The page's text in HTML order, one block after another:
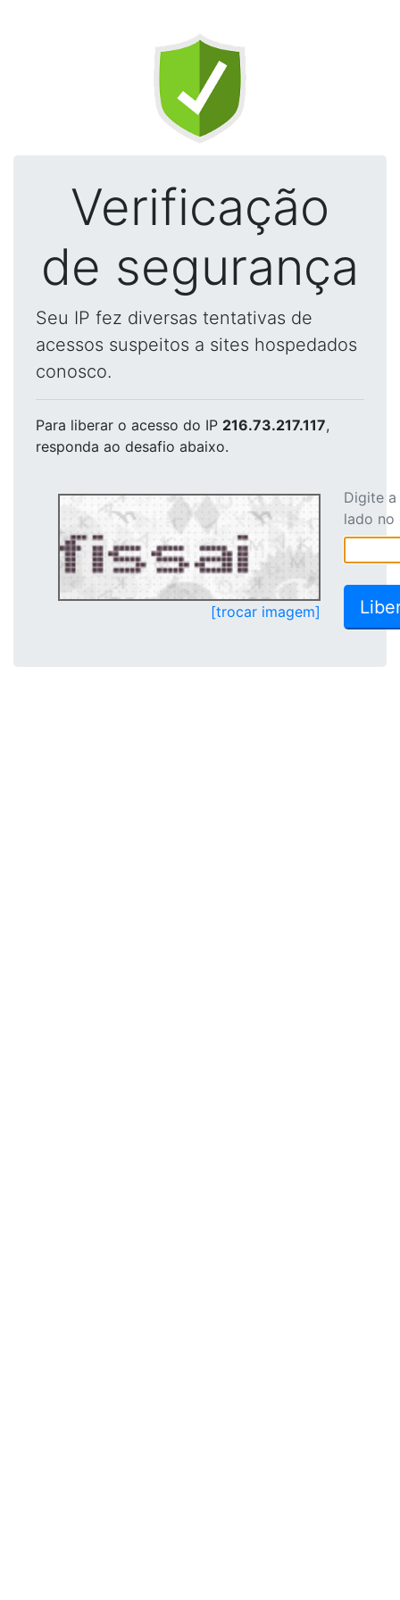
Verificação
de segurança
Seu IP fez diversas tentativas de
acessos suspeitos a sites hospedados
conosco.
Para liberar o acesso do IP 216.73.217.117,
responda ao desafio abaixo.
[trocar imagem]
Digite
lado no